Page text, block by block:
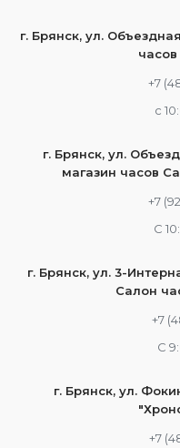
г. Брянск, ул.
+7
c
г. Брянск, ул.
магазин часов
+7
С
г. Брянск, ул. 3-
Салон
+7
С
г. Брянск, ул.
+7